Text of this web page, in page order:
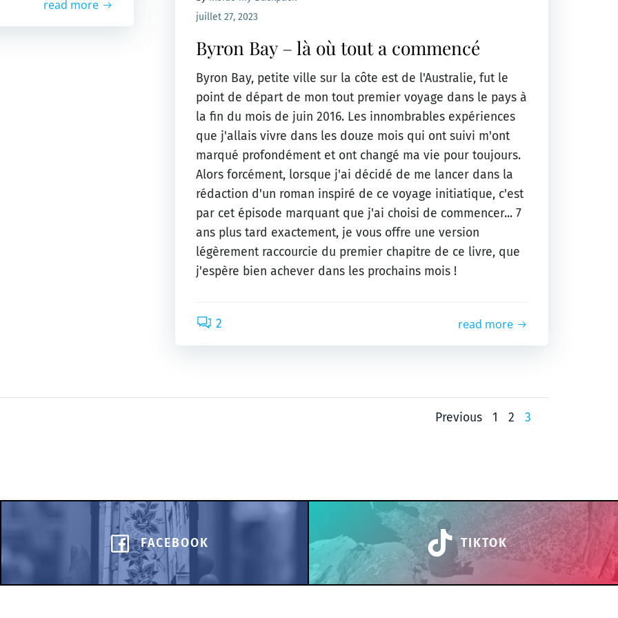
read more
juillet 27, 2023
Byron Bay – là où tout a commencé
Byron Bay, petite ville sur la côte est de l'Australie, fut le
point de départ de mon tout premier voyage dans le pays à
la fin du mois de juin 2016. Les innombrables expériences
que j'allais vivre dans les douze mois qui ont suivi m'ont
marqué profondément et ont changé ma vie pour toujours.
Alors forcément, lorsque j'ai décidé de me lancer dans la
rédaction d'un roman inspiré de ce voyage initiatique, c'est
par cet épisode marquant que j'ai choisi de commencer... 7
ans plus tard exactement, je vous offre une version
légèrement raccourcie du premier chapitre de ce livre, que
j'espère bien achever dans les prochains mois !
2 read more
Posts
Previous
Posts
Page
1 Page
2 Page
3
FACEBOOK TIKTOK